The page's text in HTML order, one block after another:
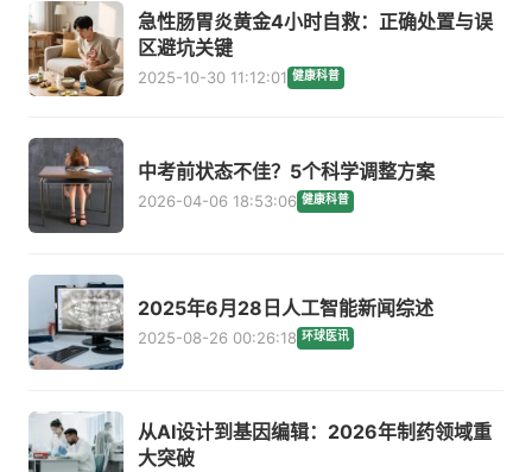
急性肠胃炎黄金4小时自救：正确处置与误
区避坑关键
2025-10-30 11:12:01 健康科普
中考前状态不佳？5个科学调整方案
2026-04-06 18:53:06 健康科普
2025年6月28日人工智能新闻综述
2025-08-26 00:26:18 环球医讯
从AI设计到基因编辑：2026年制药领域重
大突破